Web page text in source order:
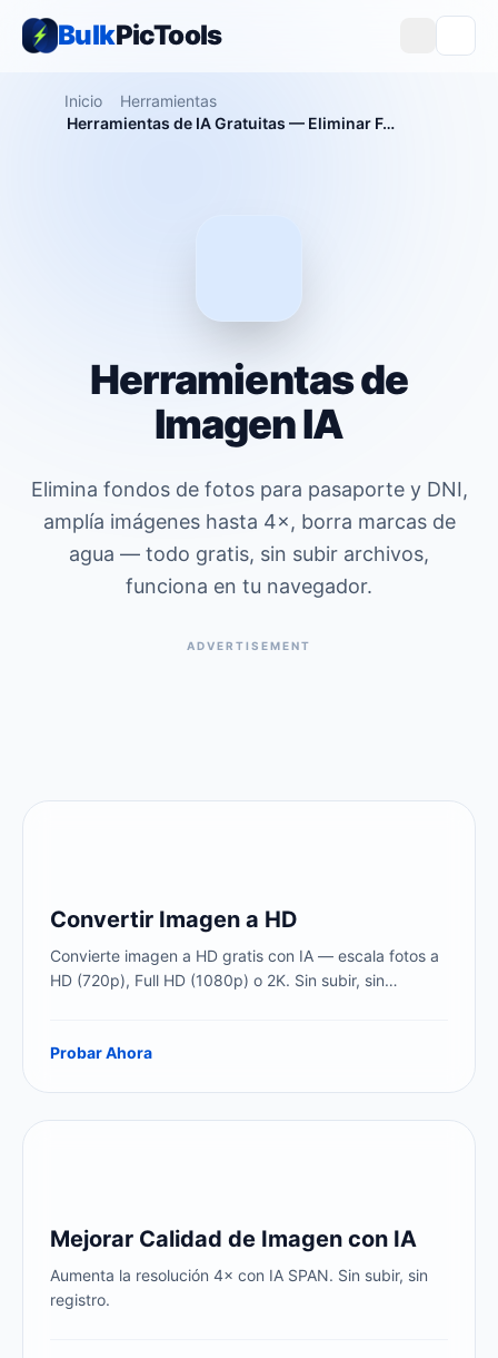
BulkPicTools
Inicio
Herramientas
Herramientas de IA Gratuitas — Eliminar Fondo, Ampliar Imagen y Quitar Marcas de Agua
Herramientas de
Imagen IA
Elimina fondos de fotos para pasaporte y DNI,
amplía imágenes hasta 4×, borra marcas de
agua — todo gratis, sin subir archivos,
funciona en tu navegador.
ADVERTISEMENT
Convertir Imagen a HD
Convierte imagen a HD gratis con IA — escala fotos a
HD (720p), Full HD (1080p) o 2K. Sin subir, sin
Probar Ahora
Mejorar Calidad de Imagen con IA
Aumenta la resolución 4× con IA SPAN. Sin subir, sin
registro.